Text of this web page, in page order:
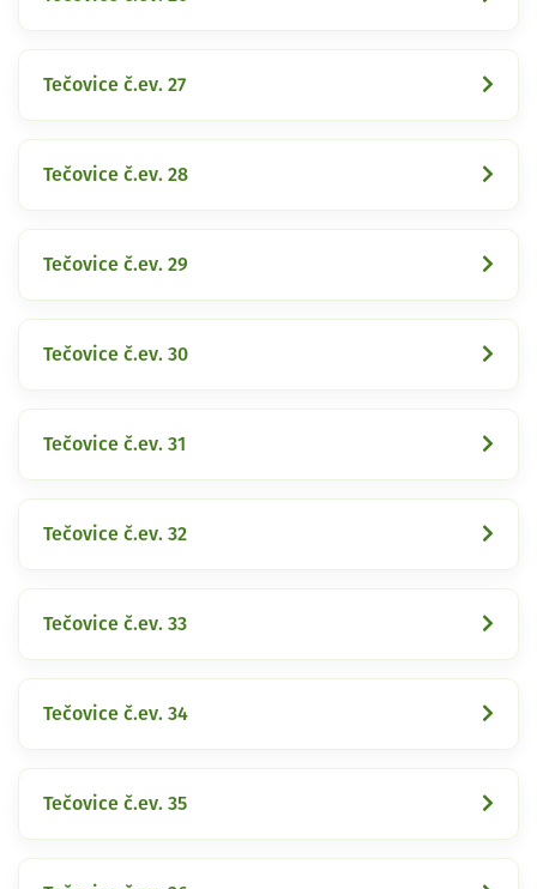
Tečovice č.ev. 27
Tečovice č.ev. 28
Tečovice č.ev. 29
Tečovice č.ev. 30
Tečovice č.ev. 31
Tečovice č.ev. 32
Tečovice č.ev. 33
Tečovice č.ev. 34
Tečovice č.ev. 35